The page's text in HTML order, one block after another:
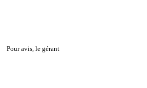
Pour avis, le gérant